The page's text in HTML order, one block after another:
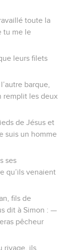
toute la
tu me le
leurs filets
barque,
remplit les deux
de Jésus et
suis un homme
ses
qu’ils venaient
fils de
dit à Simon : —
pêcheur
rivage, ils